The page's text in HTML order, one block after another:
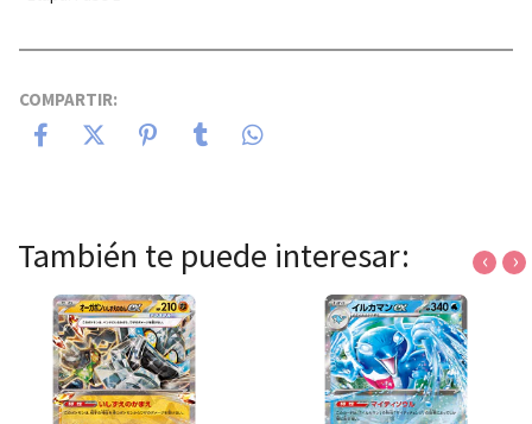
COMPARTIR:
También te puede interesar: ‹ ›